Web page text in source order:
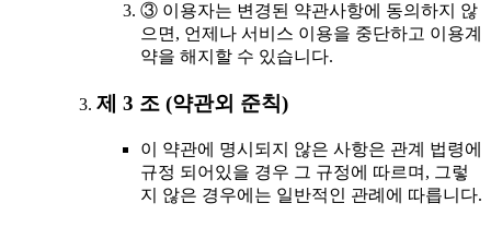
③ 이용자는 변경된 약관사항에 동의하지 않
으면, 언제나 서비스 이용을 중단하고 이용계
약을 해지할 수 있습니다.
제 3 조 (약관외 준칙)
이 약관에 명시되지 않은 사항은 관계 법령에
규정 되어있을 경우 그 규정에 따르며, 그렇
지 않은 경우에는 일반적인 관례에 따릅니다.